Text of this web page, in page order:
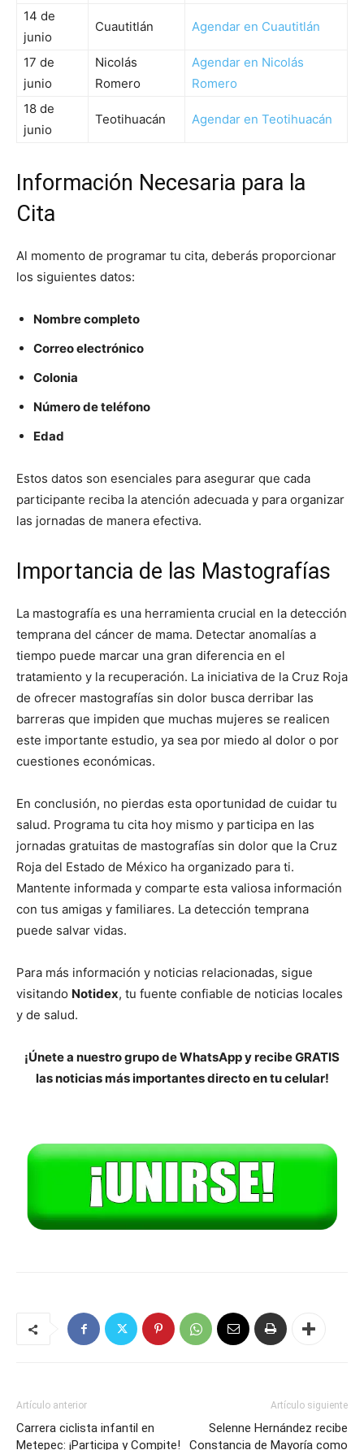
14 de
junio
Cuautitlán Agendar en Cuautitlán
17 de
junio
Nicolás
Romero
Agendar en Nicolás
Romero
18 de
junio
Teotihuacán Agendar en Teotihuacán
Información Necesaria para la
Cita
Al momento de programar tu cita, deberás proporcionar
los siguientes datos:
Nombre completo
Correo electrónico
Colonia
Número de teléfono
Edad
Estos datos son esenciales para asegurar que cada
participante reciba la atención adecuada y para organizar
las jornadas de manera efectiva.
Importancia de las Mastografías
La mastografía es una herramienta crucial en la detección
temprana del cáncer de mama. Detectar anomalías a
tiempo puede marcar una gran diferencia en el
tratamiento y la recuperación. La iniciativa de la Cruz Roja
de ofrecer mastografías sin dolor busca derribar las
barreras que impiden que muchas mujeres se realicen
este importante estudio, ya sea por miedo al dolor o por
cuestiones económicas.
En conclusión, no pierdas esta oportunidad de cuidar tu
salud. Programa tu cita hoy mismo y participa en las
jornadas gratuitas de mastografías sin dolor que la Cruz
Roja del Estado de México ha organizado para ti.
Mantente informada y comparte esta valiosa información
con tus amigas y familiares. La detección temprana
puede salvar vidas.
Para más información y noticias relacionadas, sigue
visitando Notidex, tu fuente confiable de noticias locales
y de salud.
¡Únete a nuestro grupo de WhatsApp y recibe GRATIS
las noticias más importantes directo en tu celular!
Artículo anterior
Carrera ciclista infantil en
Metepec: ¡Participa y Compite!
Artículo siguiente
Selenne Hernández recibe
Constancia de Mayoría como